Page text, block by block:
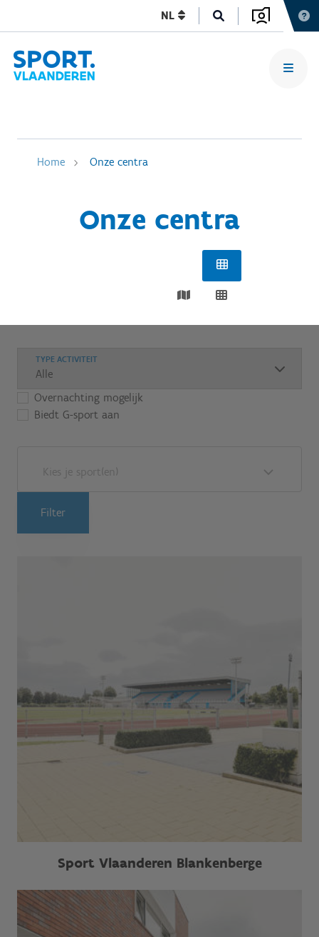
NL
Home Onze centra
Onze centra
TYPE ACTIVITEIT
Overnachting mogelijk
Biedt G-sport aan
Kies je sport(en)
Filter
Sport Vlaanderen Blankenberge